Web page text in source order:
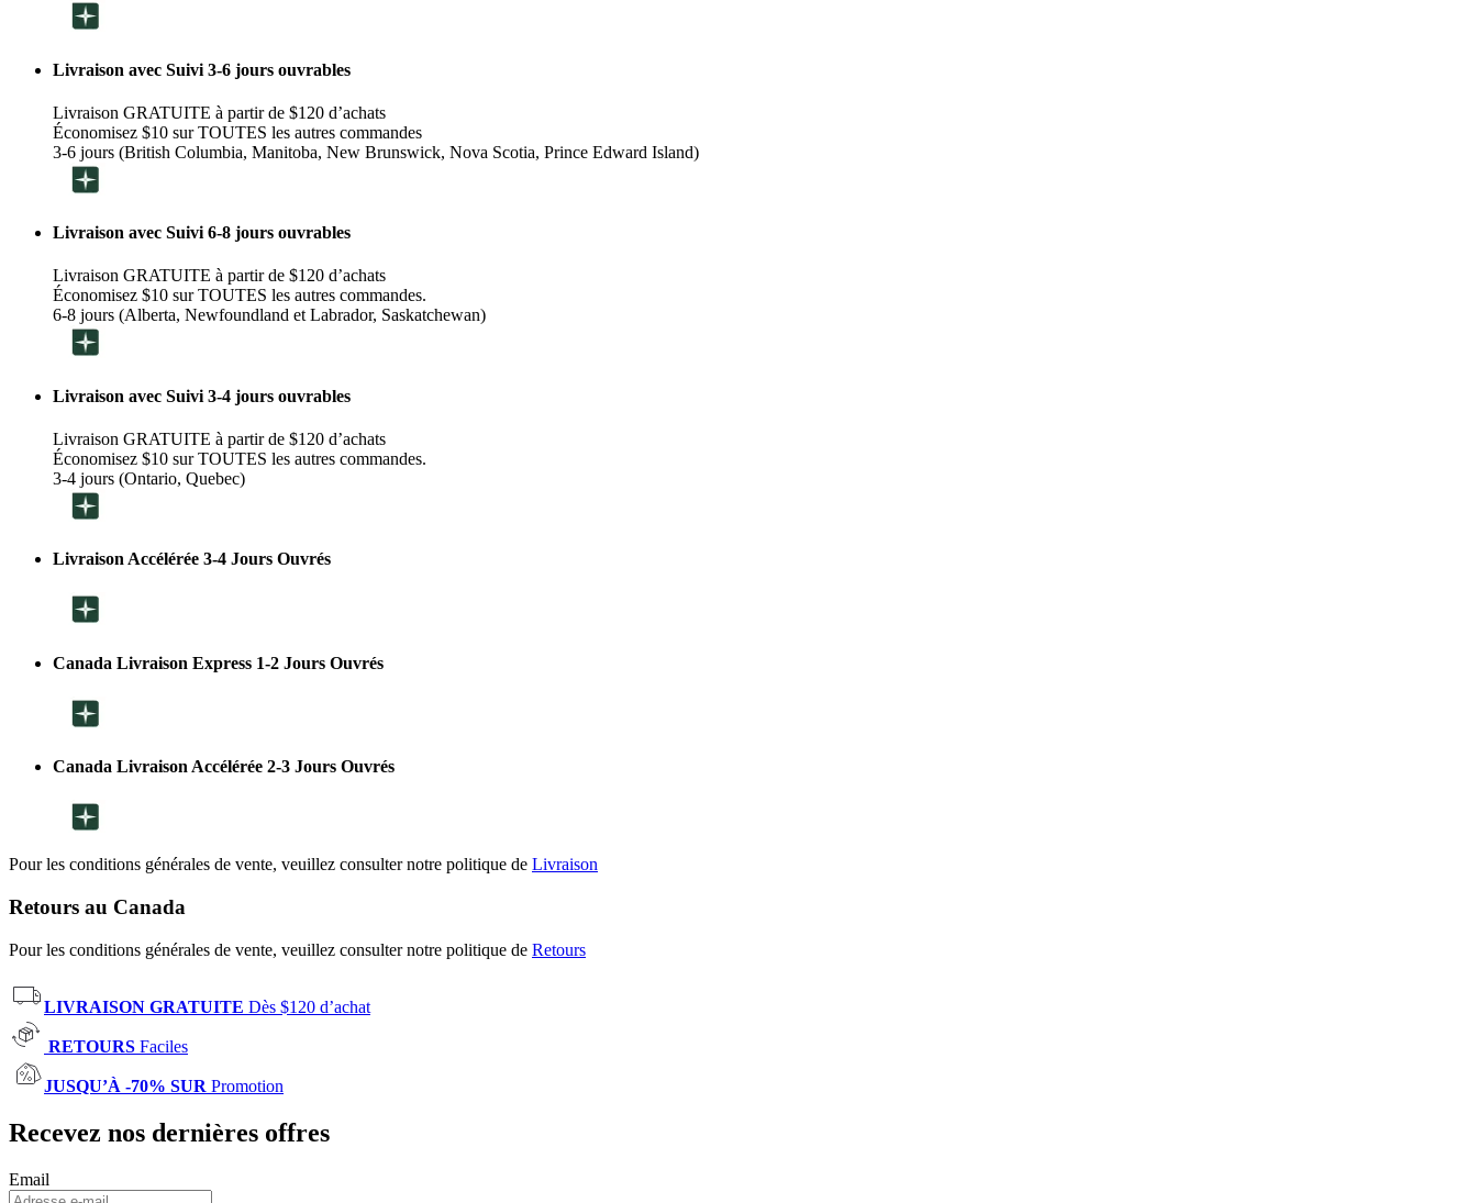
Livraison avec Suivi 3-6 jours ouvrables
Livraison GRATUITE à partir de $120 d’achats
Économisez $10 sur TOUTES les autres commandes
3-6 jours (British Columbia, Manitoba, New Brunswick, Nova Scotia, Prince Edward Island)
Livraison avec Suivi 6-8 jours ouvrables
Livraison GRATUITE à partir de $120 d’achats
Économisez $10 sur TOUTES les autres commandes.
6-8 jours (Alberta, Newfoundland et Labrador, Saskatchewan)
Livraison avec Suivi 3-4 jours ouvrables
Livraison GRATUITE à partir de $120 d’achats
Économisez $10 sur TOUTES les autres commandes.
3-4 jours (Ontario, Quebec)
Livraison Accélérée 3-4 Jours Ouvrés
Canada Livraison Express 1-2 Jours Ouvrés
Canada Livraison Accélérée 2-3 Jours Ouvrés
Pour les conditions générales de vente, veuillez consulter notre politique de Livraison
Retours au Canada
Pour les conditions générales de vente, veuillez consulter notre politique de Retours
LIVRAISON GRATUITE Dès $120 d’achat
RETOURS Faciles
JUSQU’À -70% SUR Promotion
Recevez nos dernières offres
Email